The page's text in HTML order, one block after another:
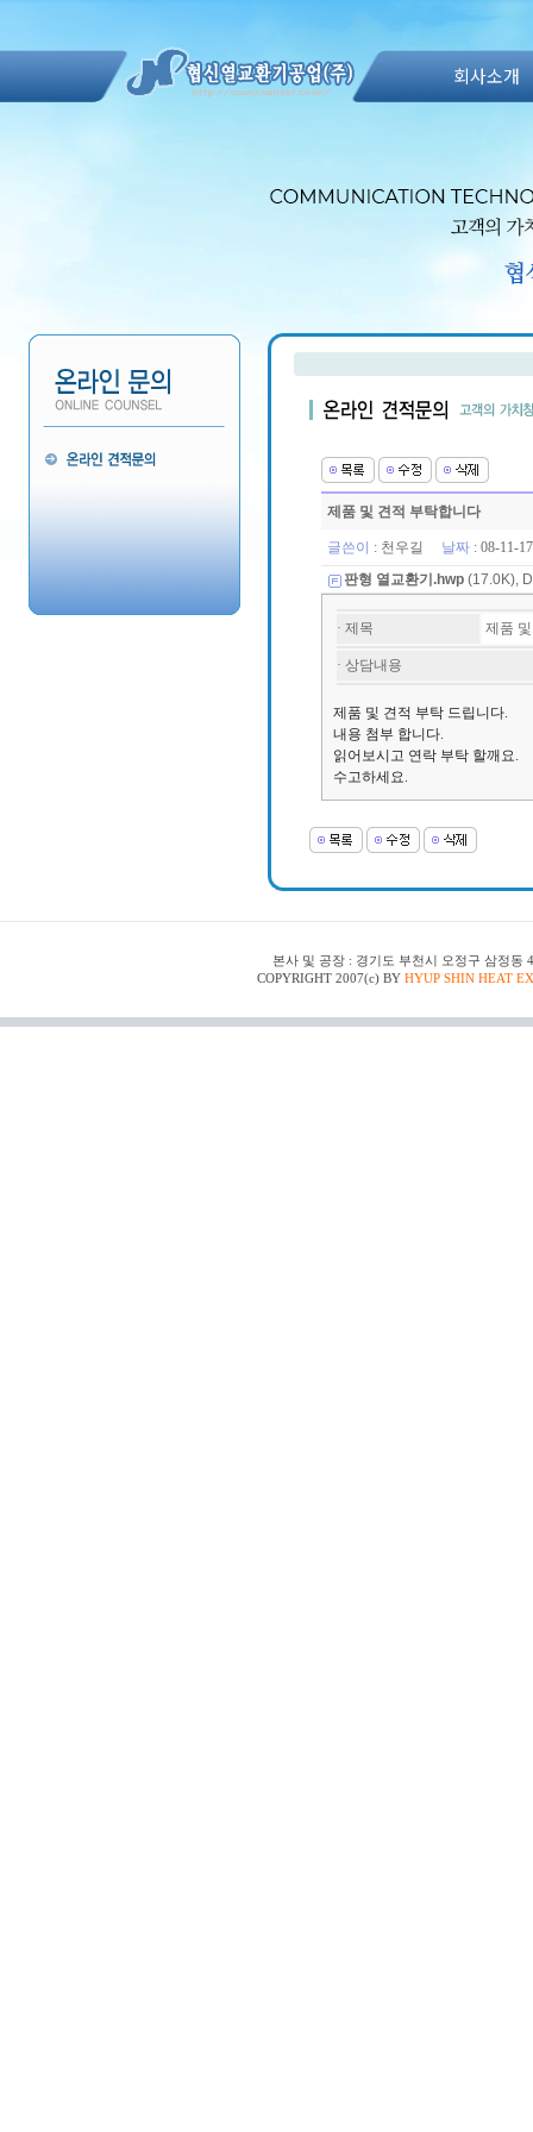
회사소개
제품 및 견적 부탁합니다
글쓴이 : 천우길 날짜 : 08-11-
판형 열교환기.hwp (17.0K),
· 제목 제품
· 상담내용
제품 및 견적 부탁 드립니다.
내용 첨부 합니다.
읽어보시고 연락 부탁 할깨요.
수고하세요.
본사 및 공장 : 경기도 부천시 오정구 삼정
COPYRIGHT 2007(c) BY HYUP SHIN HEAT